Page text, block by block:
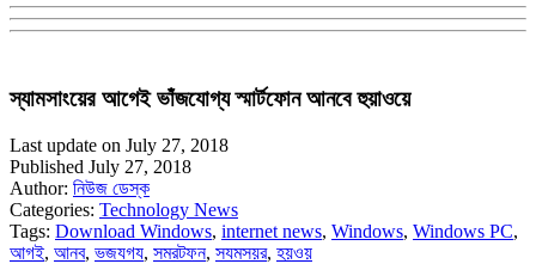
স্যামসাংয়ের আগেই ভাঁজযোগ্য স্মার্টফোন আনবে হুয়াওয়ে
Last update on July 27, 2018
Published July 27, 2018
Author: নিউজ ডেস্ক
Categories: Technology News
Tags: Download Windows, internet news, Windows, Windows PC,
আগই, আনব, ভজযগয, সমরটফন, সযমসয়র, হয়ওয়